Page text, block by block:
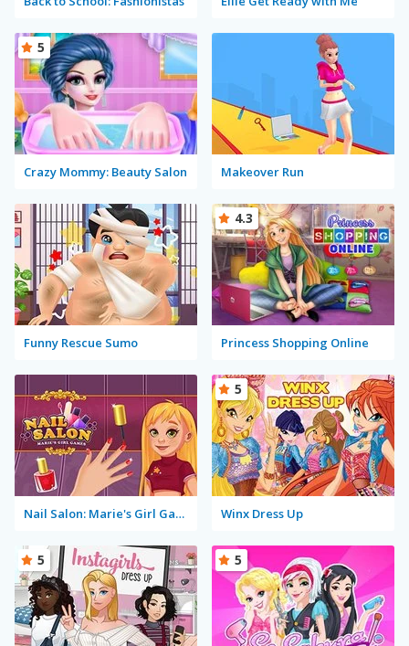
Crazy Mommy: Beauty Salon
5
Makeover Run
Funny Rescue Sumo Princess Shopping Online
4.3
Nail Salon: Marie's Girl Games Winx Dress Up
5
5 5